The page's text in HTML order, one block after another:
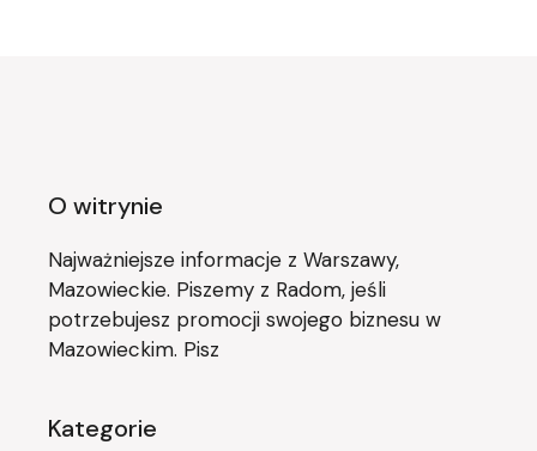
O witrynie
Najważniejsze informacje z Warszawy,
Mazowieckie. Piszemy z Radom, jeśli
potrzebujesz promocji swojego biznesu w
Mazowieckim. Pisz
Kategorie